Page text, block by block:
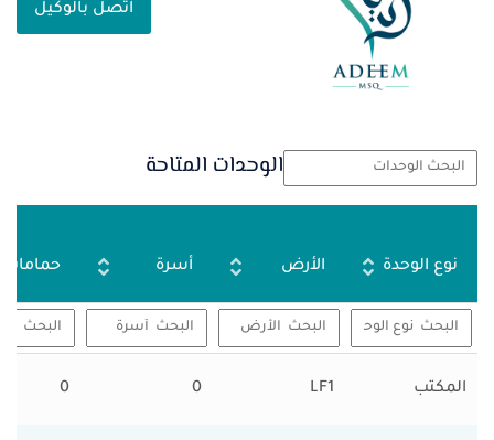
اتصل بالوكيل
الوحدات المتاحة
نوع الوحدة الأرض أسرة حمامات
المكتب LF1
0
0